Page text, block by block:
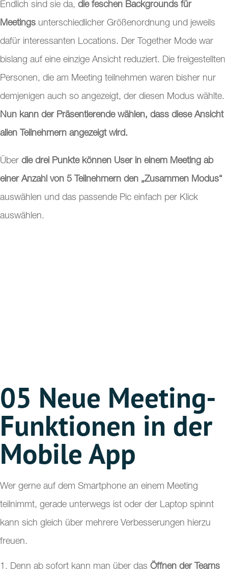
Endlich sind sie da, die feschen Backgrounds für
Meetings unterschiedlicher Größenordnung und jeweils
dafür interessanten Locations. Der Together Mode war
bislang auf eine einzige Ansicht reduziert. Die freigestellten
Personen, die am Meeting teilnehmen waren bisher nur
demjenigen auch so angezeigt, der diesen Modus wählte.
Nun kann der Präsentierende wählen, dass diese Ansicht
allen Teilnehmern angezeigt wird.
Über die drei Punkte können User in einem Meeting ab
einer Anzahl von 5 Teilnehmern den „Zusammen Modus“
auswählen und das passende Pic einfach per Klick
auswählen.
05 Neue Meeting-
Funktionen in der
Mobile App
Wer gerne auf dem Smartphone an einem Meeting
teilnimmt, gerade unterwegs ist oder der Laptop spinnt
kann sich gleich über mehrere Verbesserungen hierzu
freuen.
Denn ab sofort kann man über das Öffnen der Teams